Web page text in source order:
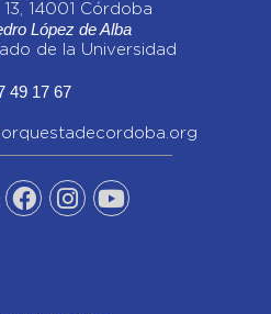
14001 Córdoba
López de Alba
de la Universidad
49 17 67